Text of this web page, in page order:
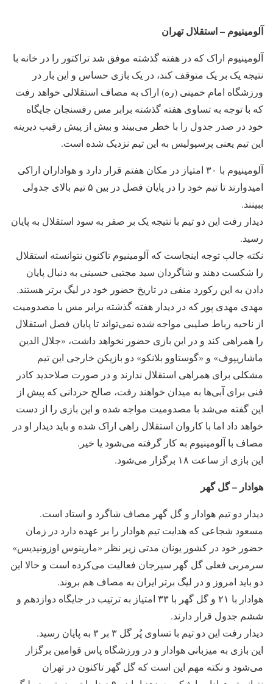
آلومینیوم – استقلال تهران
آلومینیوم اراک که در هفته گذشته موفق شد تراکتور را در خانه با
نتیجه یک بر یک متوقف کند، در یک بازی حساس و این بار در
ورزشگاه امام خمینی (ره) اراک به مصاف استقلالی خواهد رفت
که با توجه به تساوی هفته گذشته برابر مس رفسنجان جایگاه
خود در صدر جدول را با خطر می‌بیند و بیش از پیش رقیب دیرینه
این تیم یعنی پرسپولیس به این تیم نزدیک شده است.
آلومینیوم با ۳۰ امتیاز در مکان هفتم قرار دارد و هواداران اراکی
امیدوارند تا تیم خود را در پایان فصل در بین ۵ تیم بالای جدولی
ببینند.
دیدار رفت این دو تیم با نتیجه یک بر صفر به سود استقلال به پایان
رسید.
نکته جالب توجه اینجاست که آلومینیوم تاکنون نتوانسته استقلال
را شکست دهند و شاگردان سید مجتبی حسینی به دنبال پایان
دادن به این رکورد منفی در تاریخ حضور خود در لیگ برتر هستند.
مهدی مهدی پور که در دیدار هفته گذشته برابر مس با مصدومیت
از ناحیه رباط صلیبی مواجه شده نمی‌تواند تا پایان فصل استقلال
را همراهی کند و در این بازی حضور نخواهد داشت، «جلال الدین
ماشاریپوف» و «گوستاوو بلانکو» دو بازیکن خارجی این تیم
مشکلی برای همراهی استقلال ندارند و در صورت صلاحدید کادر
فنی برای آبی‌ها به میدان خواهند رفت، صالح حردانی که پیش از
این گفته می‌شد با مصدومیت مواجه شده و این بازی را از دست
خواهد داد اما با کاروان استقلال راهی اراک شده و باید دیدار او در
مصاف با آلومینیوم به کار گرفته می‌شود یا خیر.
این بازی از ساعت ۱۸ برگزار می‌شود.
هوادار – گل گهر
دیدار دو تیم هوادار و گل گهر مصاف شاگرد و استاد است.
مسعود شجاعی که هدایت تیم هوادار را بر عهده دارد در زمان
حضور خود در کشور یونان مدتی زیر نظر «مارینوس اوزونیدیس»
سرمربی فعلی گل گهر سیرجان فعالیت می‌کرده است و حالا این
دو باید امروز و در لیگ برتر ایران به مصاف هم بروند.
هوادار با ۲۱ و گل گهر با ۳۳ امتیاز به ترتیب در جایگاه دوازدهم و
ششم جدول قرار دارند.
دیدار رفت این دو تیم با تساوی پُر گل ۳ بر ۳ به پایان رسید.
این بازی به میزبانی هوادار و در ورزشگاه پاس قوامین برگزار
می‌شود و نکته مهم این است که گل گهر تاکنون در تهران